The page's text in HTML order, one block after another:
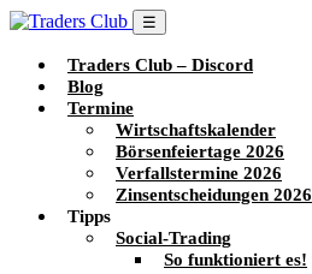
☰
Traders Club – Discord
Blog
Termine
Wirtschaftskalender
Börsenfeiertage 2026
Verfallstermine 2026
Zinsentscheidungen 2026
Tipps
Social-Trading
So funktioniert es!